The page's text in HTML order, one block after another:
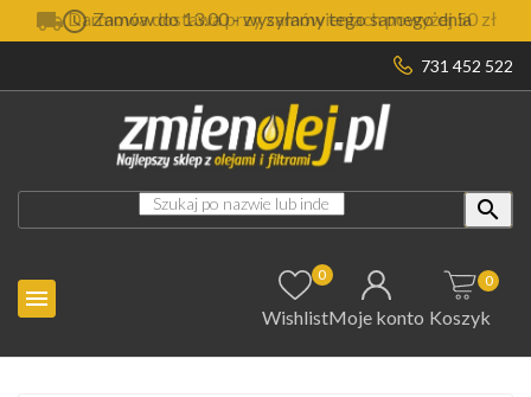
Darmowa dostawa przy zamówieniach powyżej 50 zł
731 452 522


0
WishlistMoje konto Koszyk
0